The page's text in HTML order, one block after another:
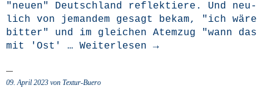
"neu­en" Deutsch­land reflek­tie­re. Und neu­
lich von jeman­dem gesagt bekam, "ich wäre
bit­ter" und im glei­chen Atem­zug "wann das
mit 'Ost' … Wei­ter­le­sen →
09. April 2023 von Textur-Buero